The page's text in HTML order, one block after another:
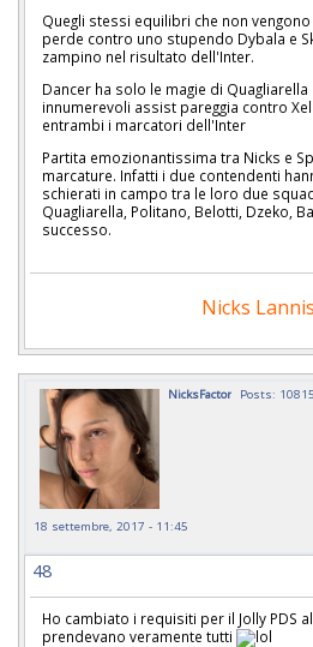
Quegli stessi equilibri che non
perde contro uno stupendo Dybala e
zampino nel risultato dell'Inter.
Dancer ha solo le magie di Quagliarella
innumerevoli assist pareggia contro
entrambi i marcatori dell'Inter
Partita emozionantissima tra Nicks e
marcature. Infatti i due contendenti
schierati in campo tra le loro due
Quagliarella, Politano, Belotti, Dzeko,
successo.
Nicks
NicksFactor Posts: 10815
18 settembre, 2017 - 11:45
48
Ho cambiato i requisiti per il Jolly PDS
prendevano veramente tutti